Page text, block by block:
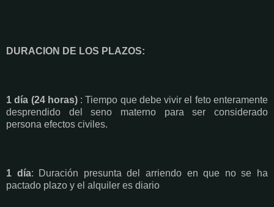
DURACION DE LOS PLAZOS:
1 día (24 horas): Tiempo que debe vivir el feto enteramente
desprendido del seno materno para ser considerado
persona efectos civiles.
1 día: Duración presunta del arriendo en que no se ha
pactado plazo y el alquiler es diario